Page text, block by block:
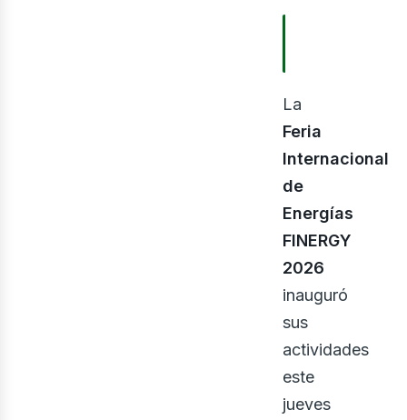
La
Feria
Internacional
de
Energías
FINERGY
2026
inauguró
sus
actividades
este
jueves